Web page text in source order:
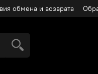
обмена и возврата